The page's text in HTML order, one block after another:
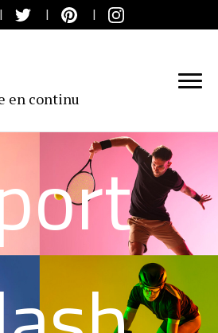
en continu